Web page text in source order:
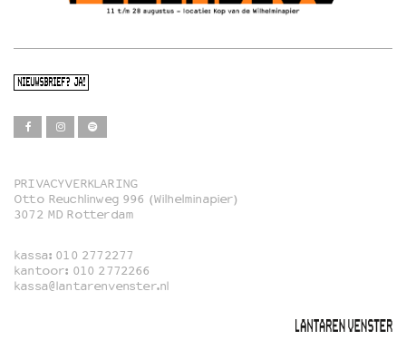
NIEUWSBRIEF? JA!
Film
Familie
Film in English
PRIVACYVERKLARING
Otto Reuchlinweg 996 (Wilhelminapier)
3072 MD Rotterdam
kassa: 010 2772277
kantoor: 010 2772266
kassa@lantarenvenster.nl